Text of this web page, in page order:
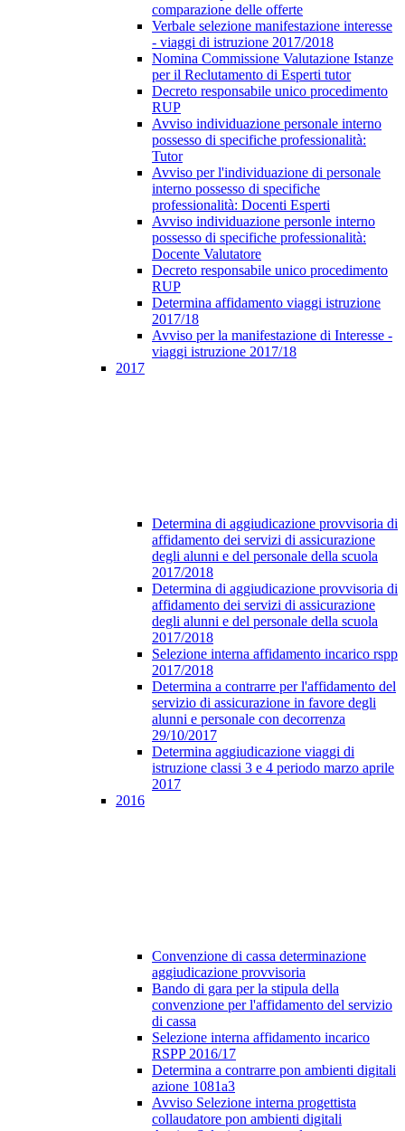
comparazione delle offerte
Verbale selezione manifestazione interesse
- viaggi di istruzione 2017/2018
Nomina Commissione Valutazione Istanze
per il Reclutamento di Esperti tutor
Decreto responsabile unico procedimento
RUP
Avviso individuazione personale interno
possesso di specifiche professionalità:
Tutor
Avviso per l'individuazione di personale
interno possesso di specifiche
professionalità: Docenti Esperti
Avviso individuazione personle interno
possesso di specifiche professionalità:
Docente Valutatore
Decreto responsabile unico procedimento
RUP
Determina affidamento viaggi istruzione
2017/18
Avviso per la manifestazione di Interesse -
viaggi istruzione 2017/18
2017
Determina di aggiudicazione provvisoria di
affidamento dei servizi di assicurazione
degli alunni e del personale della scuola
2017/2018
Determina di aggiudicazione provvisoria di
affidamento dei servizi di assicurazione
degli alunni e del personale della scuola
2017/2018
Selezione interna affidamento incarico rspp
2017/2018
Determina a contrarre per l'affidamento del
servizio di assicurazione in favore degli
alunni e personale con decorrenza
29/10/2017
Determina aggiudicazione viaggi di
istruzione classi 3 e 4 periodo marzo aprile
2017
2016
Convenzione di cassa determinazione
aggiudicazione provvisoria
Bando di gara per la stipula della
convenzione per l'affidamento del servizio
di cassa
Selezione interna affidamento incarico
RSPP 2016/17
Determina a contrarre pon ambienti digitali
azione 1081a3
Avviso Selezione interna progettista
collaudatore pon ambienti digitali